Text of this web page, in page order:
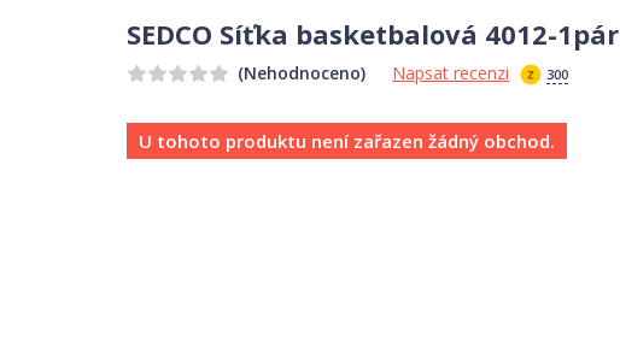
SEDCO Síťka basketbalová 4012-1pár
(Nehodnoceno) Napsat recenzi 300
U tohoto produktu není zařazen žádný obchod.